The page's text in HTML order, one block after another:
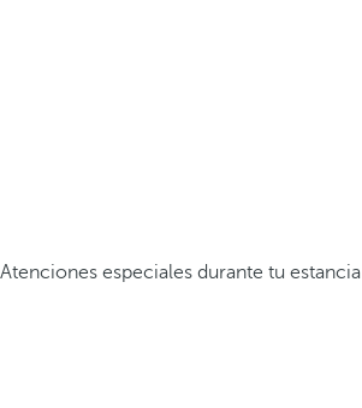
Atenciones especiales durante tu estancia